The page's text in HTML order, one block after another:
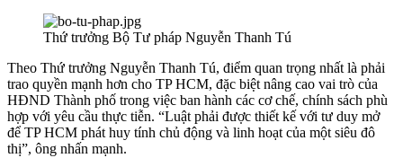
Thứ trưởng Bộ Tư pháp Nguyễn Thanh Tú
Theo Thứ trưởng Nguyễn Thanh Tú, điểm quan trọng nhất là phải
trao quyền mạnh hơn cho TP HCM, đặc biệt nâng cao vai trò của
HĐND Thành phố trong việc ban hành các cơ chế, chính sách phù
hợp với yêu cầu thực tiễn. “Luật phải được thiết kế với tư duy mở
để TP HCM phát huy tính chủ động và linh hoạt của một siêu đô
thị”, ông nhấn mạnh.